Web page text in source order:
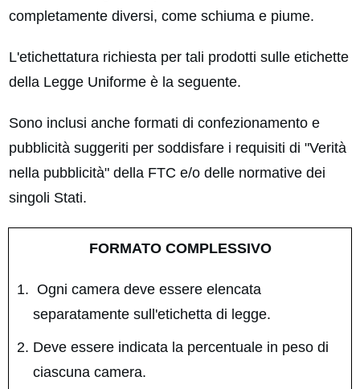
completamente diversi, come schiuma e piume.
L'etichettatura richiesta per tali prodotti sulle etichette
della Legge Uniforme è la seguente.
Sono inclusi anche formati di confezionamento e
pubblicità suggeriti per soddisfare i requisiti di "Verità
nella pubblicità" della FTC e/o delle normative dei
singoli Stati.
FORMATO COMPLESSIVO
Ogni camera deve essere elencata
separatamente sull'etichetta di legge.
Deve essere indicata la percentuale in peso di
ciascuna camera.